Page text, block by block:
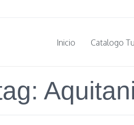
Inicio Catalogo